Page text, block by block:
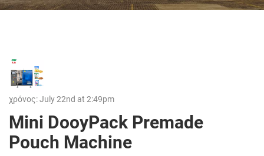
χρόνος: July 22nd at 2:49pm
Mini DooyPack Premade
Pouch Machine